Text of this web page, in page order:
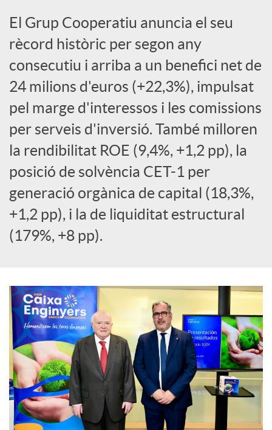
o
c
i
a
l
s
El Grup Cooperatiu anuncia el seu
rècord històric per segon any
consecutiu i arriba a un benefici net de
24 milions d'euros (+22,3%), impulsat
pel marge d'interessos i les comissions
per serveis d'inversió. També milloren
la rendibilitat ROE (9,4%, +1,2 pp), la
posició de solvència CET-1 per
generació orgànica de capital (18,3%,
+1,2 pp), i la de liquiditat estructural
(179%, +8 pp).